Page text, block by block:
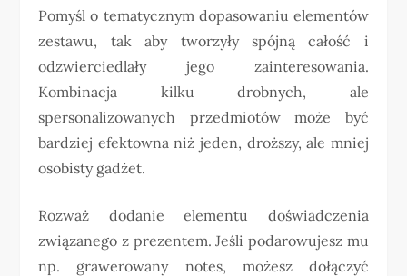
Pomyśl o tematycznym dopasowaniu elementów
zestawu, tak aby tworzyły spójną całość i
odzwierciedlały jego zainteresowania.
Kombinacja kilku drobnych, ale
spersonalizowanych przedmiotów może być
bardziej efektowna niż jeden, droższy, ale mniej
osobisty gadżet.
Rozważ dodanie elementu doświadczenia
związanego z prezentem. Jeśli podarowujesz mu
np. grawerowany notes, możesz dołączyć